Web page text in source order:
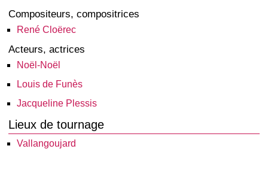
Compositeurs, compositrices
René Cloërec
Acteurs, actrices
Noël-Noël
Louis de Funès
Jacqueline Plessis
Lieux de tournage
Vallangoujard